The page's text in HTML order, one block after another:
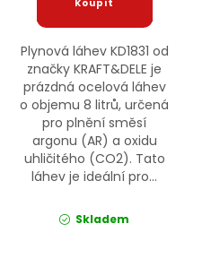
Plynová láhev KD1831 od
značky KRAFT&DELE je
prázdná ocelová láhev
o objemu 8 litrů, určená
pro plnění směsí
argonu (AR) a oxidu
uhličitého (CO2). Tato
láhev je ideální pro...
Skladem